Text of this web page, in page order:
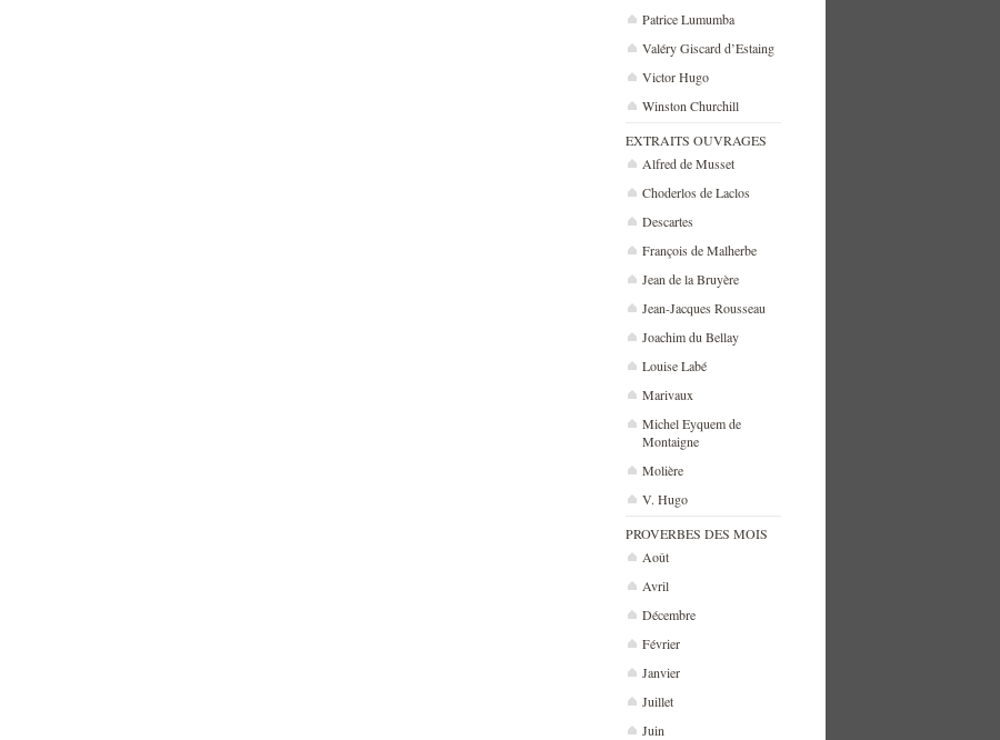
Patrice Lumumba
Valéry Giscard d’Estaing
Victor Hugo
Winston Churchill
EXTRAITS OUVRAGES
Alfred de Musset
Choderlos de Laclos
Descartes
François de Malherbe
Jean de la Bruyère
Jean-Jacques Rousseau
Joachim du Bellay
Louise Labé
Marivaux
Michel Eyquem de
Montaigne
Molière
V. Hugo
PROVERBES DES MOIS
Août
Avril
Décembre
Février
Janvier
Juillet
Juin